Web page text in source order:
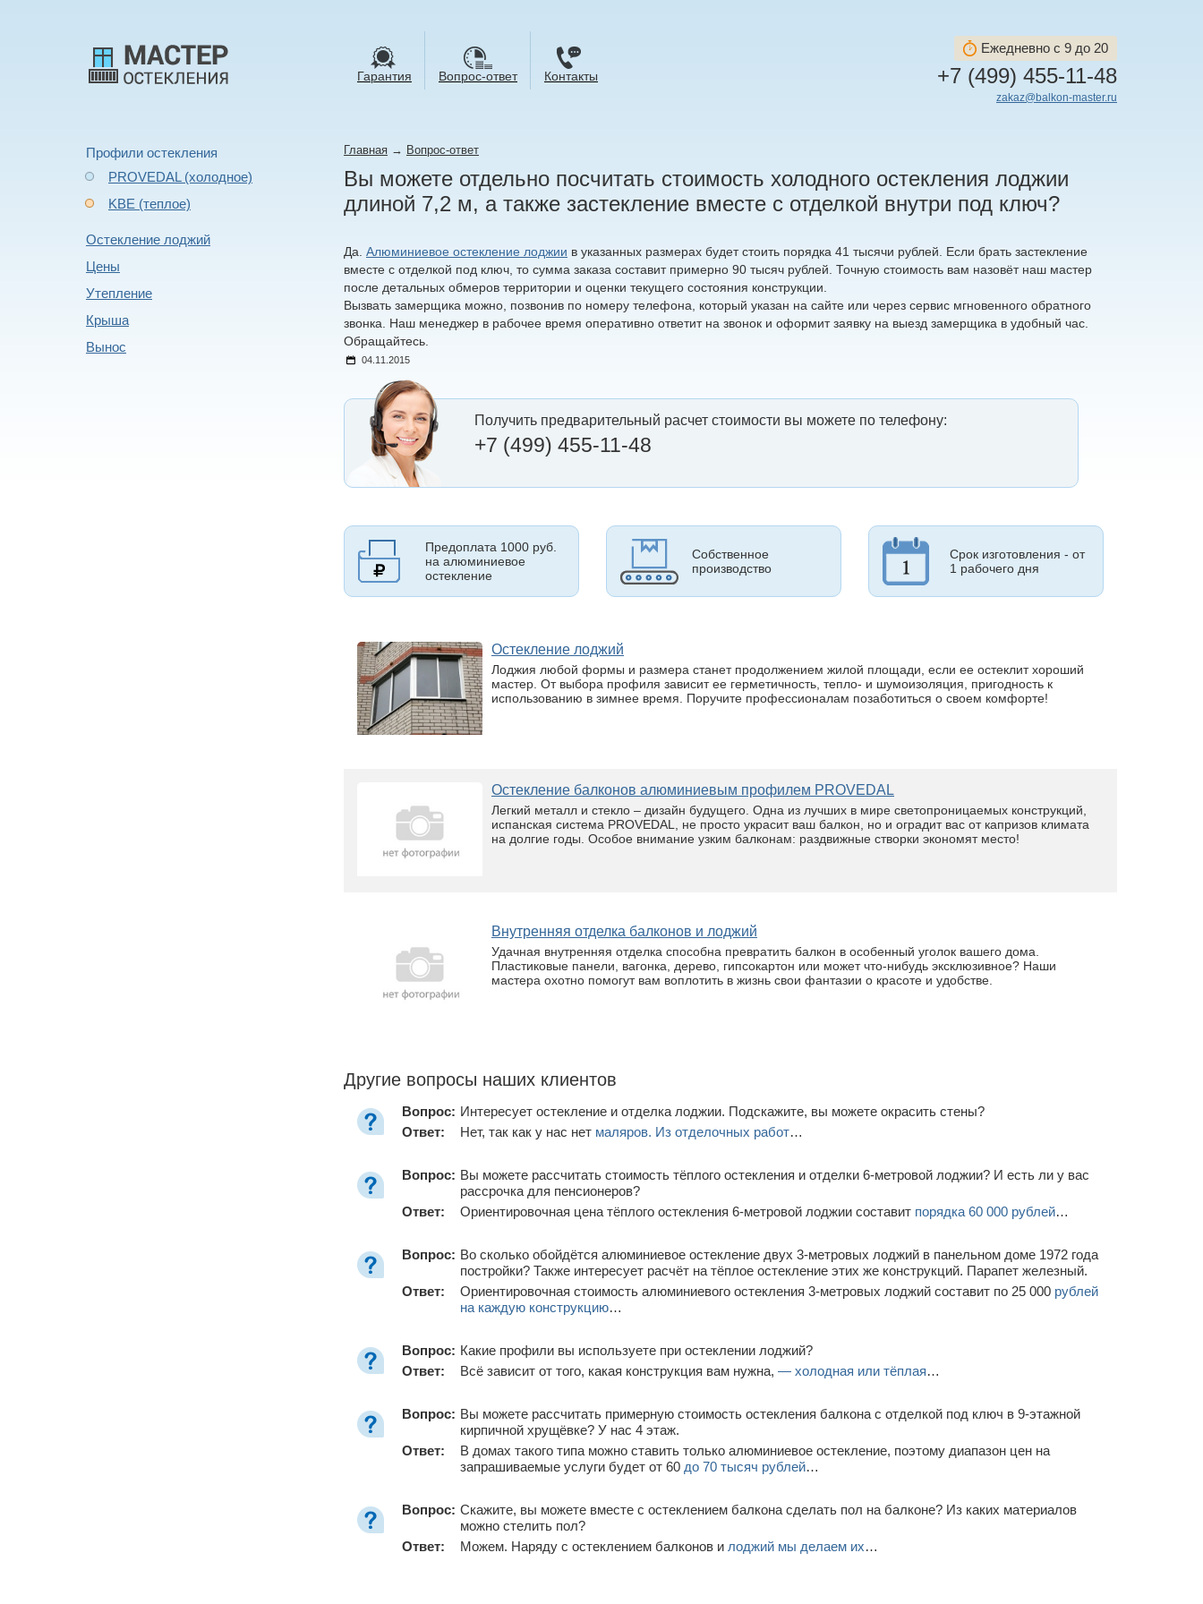
Гарантия Вопрос-ответ Контакты
Ежедневно с 9 до 20
+7 (499) 455-11-48
zakaz@balkon-master.ru
Профили остекления
PROVEDAL (холодное)
KBE (теплое)
Остекление лоджий
Цены
Утепление
Крыша
Вынос
Главная → Вопрос-ответ
Вы можете отдельно посчитать стоимость холодного остекления лоджии
длиной 7,2 м, а также застекление вместе с отделкой внутри под ключ?
Да. Алюминиевое остекление лоджии в указанных размерах будет стоить порядка 41 тысячи рублей. Если брать застекление
вместе с отделкой под ключ, то сумма заказа составит примерно 90 тысяч рублей. Точную стоимость вам назовёт наш мастер
после детальных обмеров территории и оценки текущего состояния конструкции.
Вызвать замерщика можно, позвонив по номеру телефона, который указан на сайте или через сервис мгновенного обратного
звонка. Наш менеджер в рабочее время оперативно ответит на звонок и оформит заявку на выезд замерщика в удобный час.
Обращайтесь.
04.11.2015
Получить предварительный расчет стоимости вы можете по телефону:
+7 (499) 455-11-48
Предоплата 1000 руб.
на алюминиевое
остекление
Собственное
производство
Срок изготовления - от
1 рабочего дня
Остекление лоджий
Лоджия любой формы и размера станет продолжением жилой площади, если ее остеклит хороший
мастер. От выбора профиля зависит ее герметичность, тепло- и шумоизоляция, пригодность к
использованию в зимнее время. Поручите профессионалам позаботиться о своем комфорте!
Остекление балконов алюминиевым профилем PROVEDAL
Легкий металл и стекло – дизайн будущего. Одна из лучших в мире светопроницаемых конструкций,
испанская система PROVEDAL, не просто украсит ваш балкон, но и оградит вас от капризов климата
на долгие годы. Особое внимание узким балконам: раздвижные створки экономят место!
Внутренняя отделка балконов и лоджий
Удачная внутренняя отделка способна превратить балкон в особенный уголок вашего дома.
Пластиковые панели, вагонка, дерево, гипсокартон или может что-нибудь эксклюзивное? Наши
мастера охотно помогут вам воплотить в жизнь свои фантазии о красоте и удобстве.
Другие вопросы наших клиентов
Вопрос: Интересует остекление и отделка лоджии. Подскажите, вы можете окрасить стены?
Ответ:
Нет, так как у нас нет маляров. Из отделочных работ…
Вопрос: Вы можете рассчитать стоимость тёплого остекления и отделки 6-метровой лоджии? И есть ли у вас
рассрочка для пенсионеров?
Ответ:
Ориентировочная цена тёплого остекления 6-метровой лоджии составит порядка 60 000 рублей…
Вопрос: Во сколько обойдётся алюминиевое остекление двух 3-метровых лоджий в панельном доме 1972 года
постройки? Также интересует расчёт на тёплое остекление этих же конструкций. Парапет железный.
Ответ:
Ориентировочная стоимость алюминиевого остекления 3-метровых лоджий составит по 25 000 рублей
на каждую конструкцию…
Вопрос: Какие профили вы используете при остеклении лоджий?
Ответ:
Всё зависит от того, какая конструкция вам нужна, — холодная или тёплая…
Вопрос: Вы можете рассчитать примерную стоимость остекления балкона с отделкой под ключ в 9-этажной
кирпичной хрущёвке? У нас 4 этаж.
Ответ:
В домах такого типа можно ставить только алюминиевое остекление, поэтому диапазон цен на
запрашиваемые услуги будет от 60 до 70 тысяч рублей…
Вопрос: Скажите, вы можете вместе с остеклением балкона сделать пол на балконе? Из каких материалов
можно стелить пол?
Ответ:
Можем. Наряду с остеклением балконов и лоджий мы делаем их…